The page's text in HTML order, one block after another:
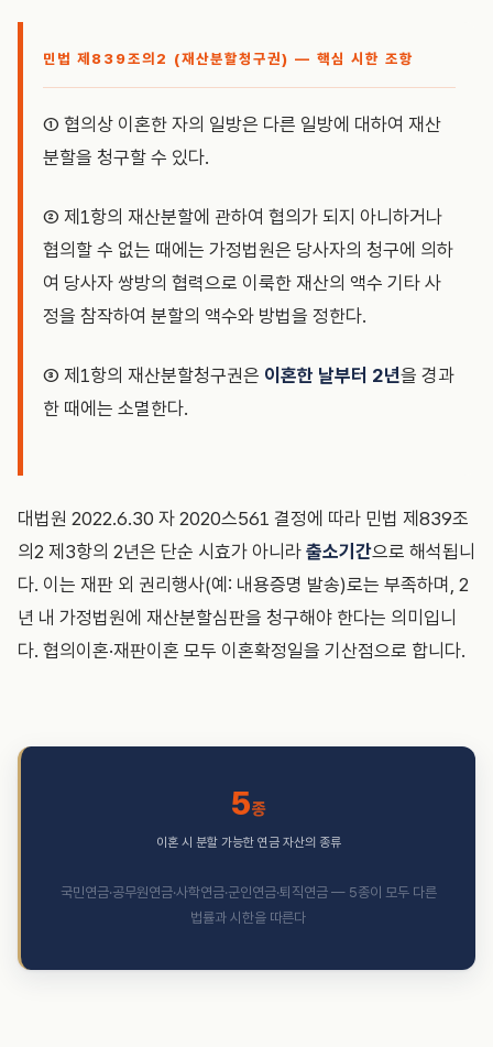
민법 제839조의2 (재산분할청구권) — 핵심 시한 조항
① 협의상 이혼한 자의 일방은 다른 일방에 대하여 재산
분할을 청구할 수 있다.
② 제1항의 재산분할에 관하여 협의가 되지 아니하거나
협의할 수 없는 때에는 가정법원은 당사자의 청구에 의하
여 당사자 쌍방의 협력으로 이룩한 재산의 액수 기타 사
정을 참작하여 분할의 액수와 방법을 정한다.
③ 제1항의 재산분할청구권은 이혼한 날부터 2년을 경과
한 때에는 소멸한다.
대법원 2022.6.30 자 2020스561 결정에 따라 민법 제839조
의2 제3항의 2년은 단순 시효가 아니라 출소기간으로 해석됩니
다. 이는 재판 외 권리행사(예: 내용증명 발송)로는 부족하며, 2
년 내 가정법원에 재산분할심판을 청구해야 한다는 의미입니
다. 협의이혼·재판이혼 모두 이혼확정일을 기산점으로 합니다.
5종
이혼 시 분할 가능한 연금 자산의 종류
국민연금·공무원연금·사학연금·군인연금·퇴직연금 — 5종이 모두 다른
법률과 시한을 따른다